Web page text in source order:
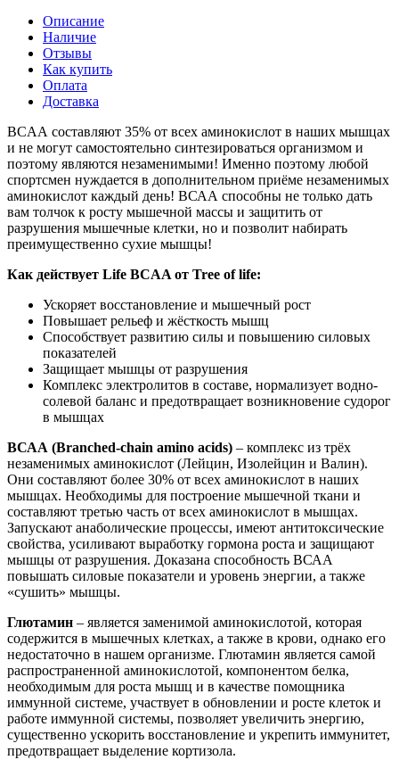
Описание
Наличие
Отзывы
Как купить
Оплата
Доставка
BCAA составляют 35% от всех аминокислот в наших мышцах
и не могут самостоятельно синтезироваться организмом и
поэтому являются незаменимыми! Именно поэтому любой
спортсмен нуждается в дополнительном приёме незаменимых
аминокислот каждый день! ВСАА способны не только дать
вам толчок к росту мышечной массы и защитить от
разрушения мышечные клетки, но и позволит набирать
преимущественно сухие мышцы!
Как действует Life BCAA от Tree of life:
Ускоряет восстановление и мышечный рост
Повышает рельеф и жёсткость мышц
Способствует развитию силы и повышению силовых
показателей
Защищает мышцы от разрушения
Комплекс электролитов в составе, нормализует водно-
солевой баланс и предотвращает возникновение судорог
в мышцах
ВСАА (Branched-chain amino acids) – комплекс из трёх
незаменимых аминокислот (Лейцин, Изолейцин и Валин).
Они составляют более 30% от всех аминокислот в наших
мышцах. Необходимы для построение мышечной ткани и
составляют третью часть от всех аминокислот в мышцах.
Запускают анаболические процессы, имеют антитоксические
свойства, усиливают выработку гормона роста и защищают
мышцы от разрушения. Доказана способность ВСАА
повышать силовые показатели и уровень энергии, а также
«сушить» мышцы.
Глютамин – является заменимой аминокислотой, которая
содержится в мышечных клетках, а также в крови, однако его
недостаточно в нашем организме. Глютамин является самой
распространенной аминокислотой, компонентом белка,
необходимым для роста мышц и в качестве помощника
иммунной системе, участвует в обновлении и росте клеток и
работе иммунной системы, позволяет увеличить энергию,
существенно ускорить восстановление и укрепить иммунитет,
предотвращает выделение кортизола.